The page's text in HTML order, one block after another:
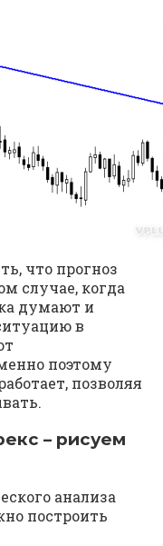
что прогноз
случае, когда
думают и
в
поэтому
позволяя
– рисуем
анализа
построить